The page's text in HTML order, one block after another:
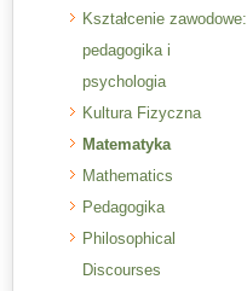
Kształcenie zawodowe:
pedagogika i
psychologia
Kultura Fizyczna
Matematyka
Mathematics
Pedagogika
Philosophical
Discourses